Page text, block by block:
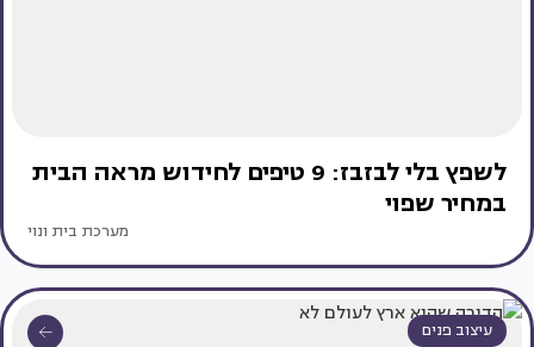
לשפץ בלי לבזבז: 9 טיפים לחידוש מראה הבית
במחיר שפוי
מערכת בית ונוי
עיצוב פנים